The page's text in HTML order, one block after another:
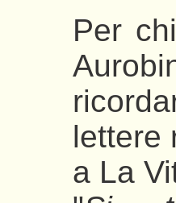
Per
lettere
a La